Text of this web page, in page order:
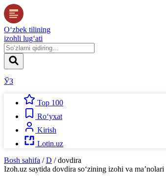
O‘zbek tilining
izohli lug‘ati
ЎЗ
Top 100
Ro‘yxat
Kirish
Lotin.uz
Bosh sahifa / D / dovdira
Izoh.uz saytida dovdira so‘zining izohi va ma’nolari